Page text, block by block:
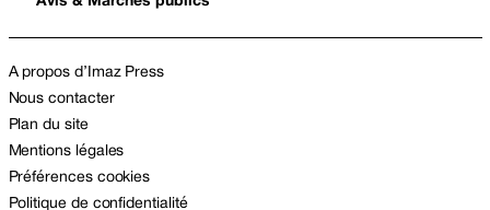
A propos d’Imaz Press
Nous contacter
Plan du site
Mentions légales
Préférences cookies
Politique de confidentialité